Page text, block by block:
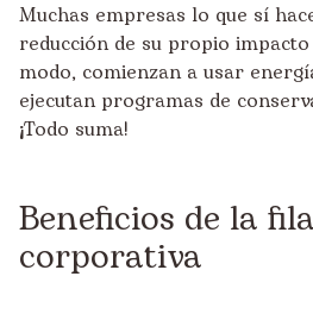
Muchas empresas lo que sí
reducción de su propio
modo, comienzan a usar
ejecutan programas de
¡Todo suma!
Beneficios de la
corporativa